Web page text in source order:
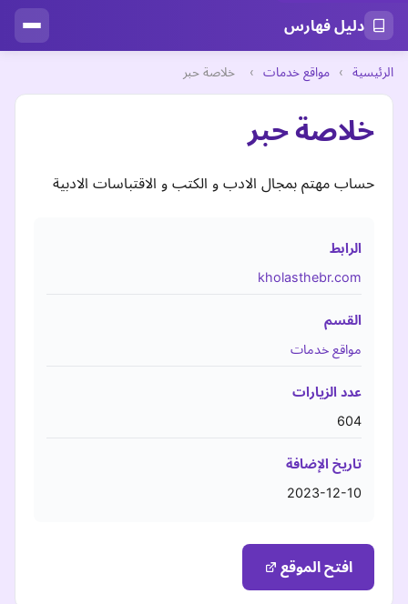
دليل فهارس
الرئيسية › مواقع خدمات › خلاصة حبر
خلاصة حبر
حساب مهتم بمجال الادب و الكتب و الاقتباسات الادبية
الرابط
kholasthebr.com
القسم
مواقع خدمات
عدد الزيارات
604
تاريخ الإضافة
2023-12-10
افتح الموقع